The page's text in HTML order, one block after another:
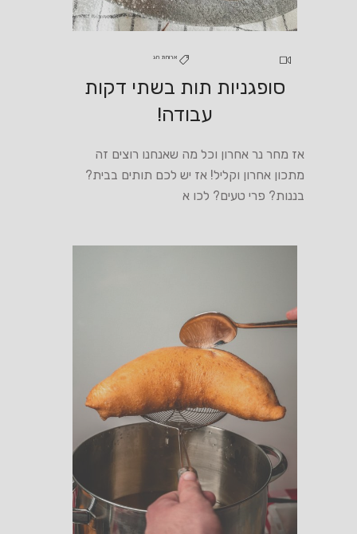
ארוחת חג
סופגניות תות בשתי דקות
עבודה!
אז מחר נר אחרון וכל מה שאנחנו רוצים זה
מתכון אחרון וקליל! אז יש לכם תותים בבית?
בננות? פרי טעים? לכו א